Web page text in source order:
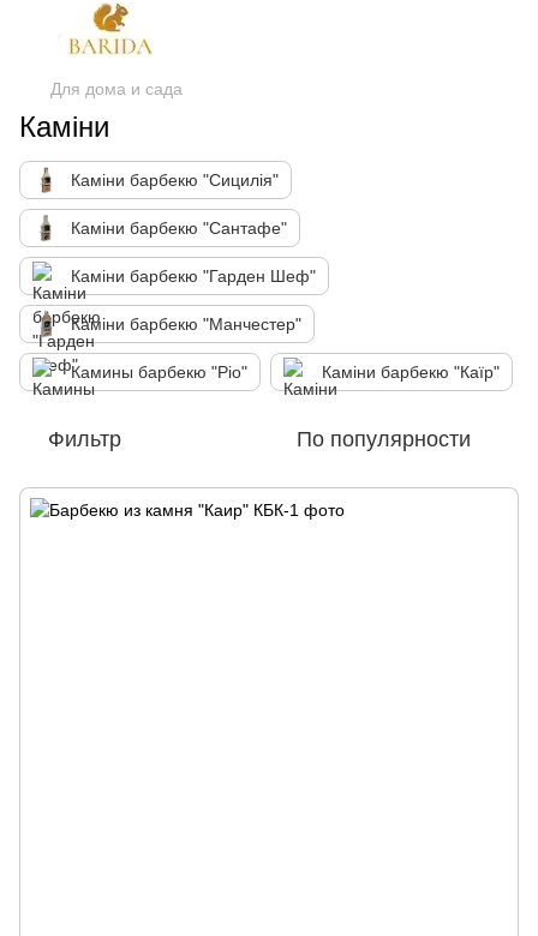
Для дома и сада
Каміни
Каміни барбекю "Сицилія"
Каміни барбекю "Сантафе"
Каміни барбекю "Гарден Шеф"
Каміни барбекю "Манчестер"
Камины барбекю "Ріо" Каміни барбекю "Каїр"
Фильтр По популярности